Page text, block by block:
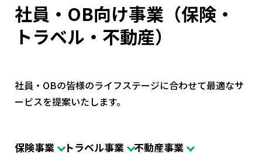
社員・OB向け事業（保険・
トラベル・不動産）
社員・OBの皆様のライフステージに合わせて最適なサ
ービスを提案いたします。
保険事業 トラベル事業
不動産事業